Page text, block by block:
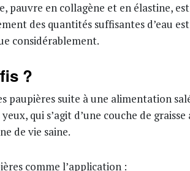
en collagène et en élastine,
des quantités suffisantes d’eau
considérablement.
?
paupières suite à une alimentation
qui s’agit d’une couche de graisse
de vie saine.
comme l’application :